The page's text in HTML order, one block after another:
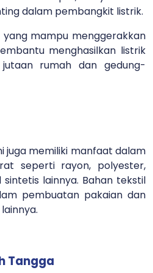
dalam pembangkit listrik.
mampu menggerakkan
menghasilkan listrik
rumah dan gedung-
juga memiliki manfaat dalam
seperti rayon, polyester,
lainnya. Bahan tekstil
pembuatan pakaian dan
Tangga